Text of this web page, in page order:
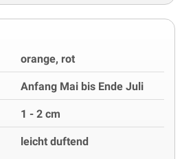
orange, rot
Anfang Mai bis Ende Juli
1 - 2 cm
leicht duftend